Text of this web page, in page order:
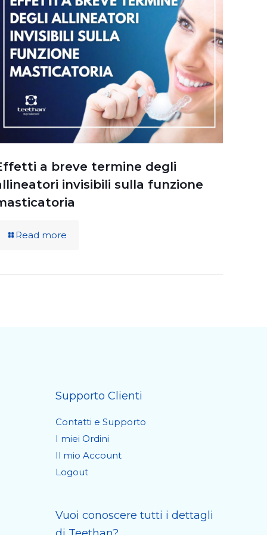
a breve termine degli
invisibili sulla funzione
Read more
Supporto Clienti
Contatti e Supporto
I miei Ordini
Il mio Account
Logout
Vuoi conoscere tutti i dettagli